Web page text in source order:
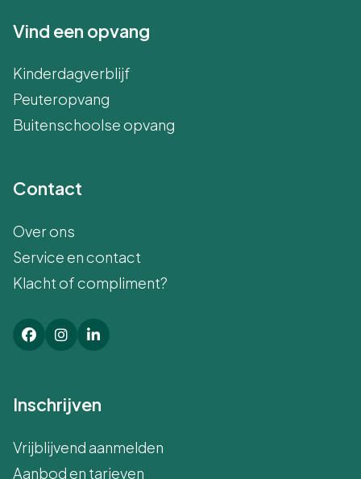
Vind een opvang
Kinderdagverblijf
Peuteropvang
Buitenschoolse opvang
Contact
Over ons
Service en contact
Klacht of compliment?
Inschrijven
Vrijblijvend aanmelden
Aanbod en tarieven